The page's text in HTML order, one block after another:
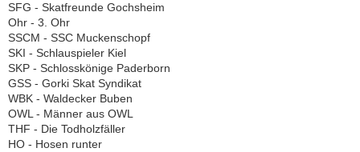
SFG - Skatfreunde Gochsheim
Ohr - 3. Ohr
SSCM - SSC Muckenschopf
SKI - Schlauspieler Kiel
SKP - Schlosskönige Paderborn
GSS - Gorki Skat Syndikat
WBK - Waldecker Buben
OWL - Männer aus OWL
THF - Die Todholzfäller
HO - Hosen runter